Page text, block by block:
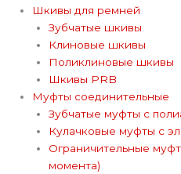
Шкивы для ремней
Зубчатые шкивы
Клиновые шкивы
Поликлиновые шкивы
Шкивы PRB
Муфты соединительные
Зубчатые муфты с
Кулачковые муфты с
Ограничительные
момента)